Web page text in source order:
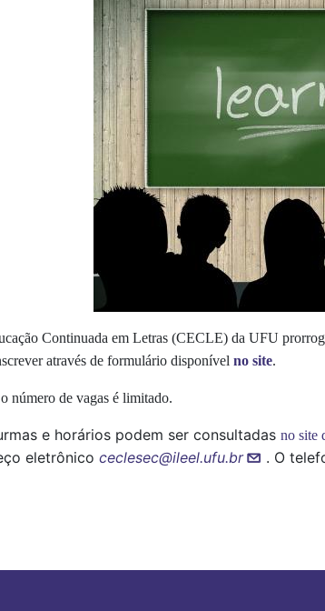
Continuada em Letras (CECLE) da UFU
através de formulário disponível no site.
número de vagas é limitado.
e horários podem ser consultadas no site
eletrônico ceclesec@ileel.ufu.br . O